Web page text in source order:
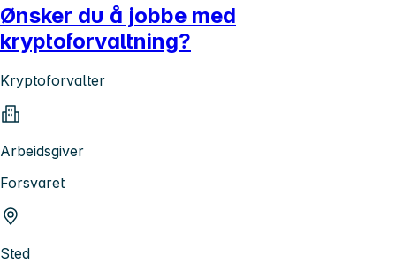
Ønsker du å jobbe med
kryptoforvaltning?
Kryptoforvalter
Arbeidsgiver
Forsvaret
Sted